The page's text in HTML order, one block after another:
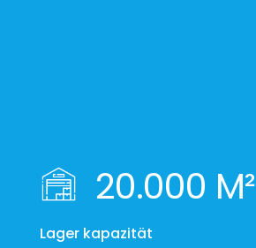
20.000 M²
Lager kapazität